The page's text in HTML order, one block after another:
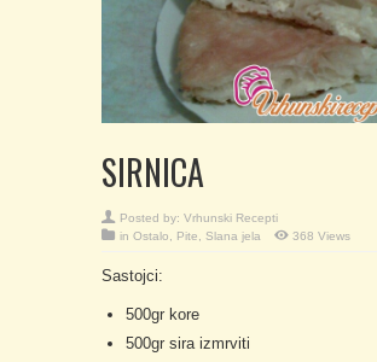
SIRNICA
Posted by: Vrhunski Recepti
in Ostalo Pite Slana jela 368 Views
Sastojci:
500gr kore
500gr sira izmrviti